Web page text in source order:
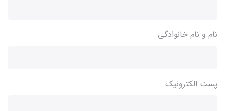
نام و نام خانوادگی
پست الکترونیک